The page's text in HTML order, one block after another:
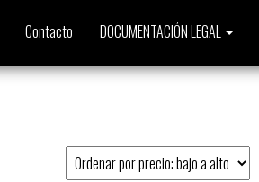
Contacto DOCUMENTACIÓN LEGAL